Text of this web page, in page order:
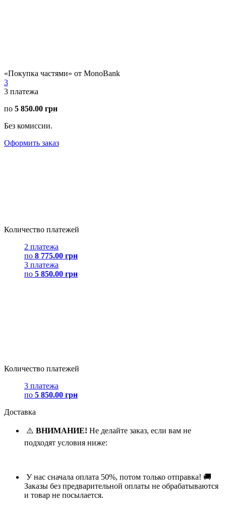
«Покупка частями» от MonoBank
3
3 платежа
по 5 850.00 грн
Без комиссии.
Оформить заказ
Количество платежей
2 платежа
по 8 775.00 грн
3 платежа
по 5 850.00 грн
Количество платежей
3 платежа
по 5 850.00 грн
Доставка
⚠️ ВНИМАНИЕ! Не делайте заказ, если вам не
подходят условия ниже:
У нас сначала оплата 50%, потом только отправка! 🚚
Заказы без предварительной оплаты не обрабатываются
и товар не посылается.